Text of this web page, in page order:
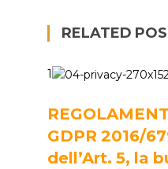
RELATED
1
GDPR 2016/
dell’Art. 5, la